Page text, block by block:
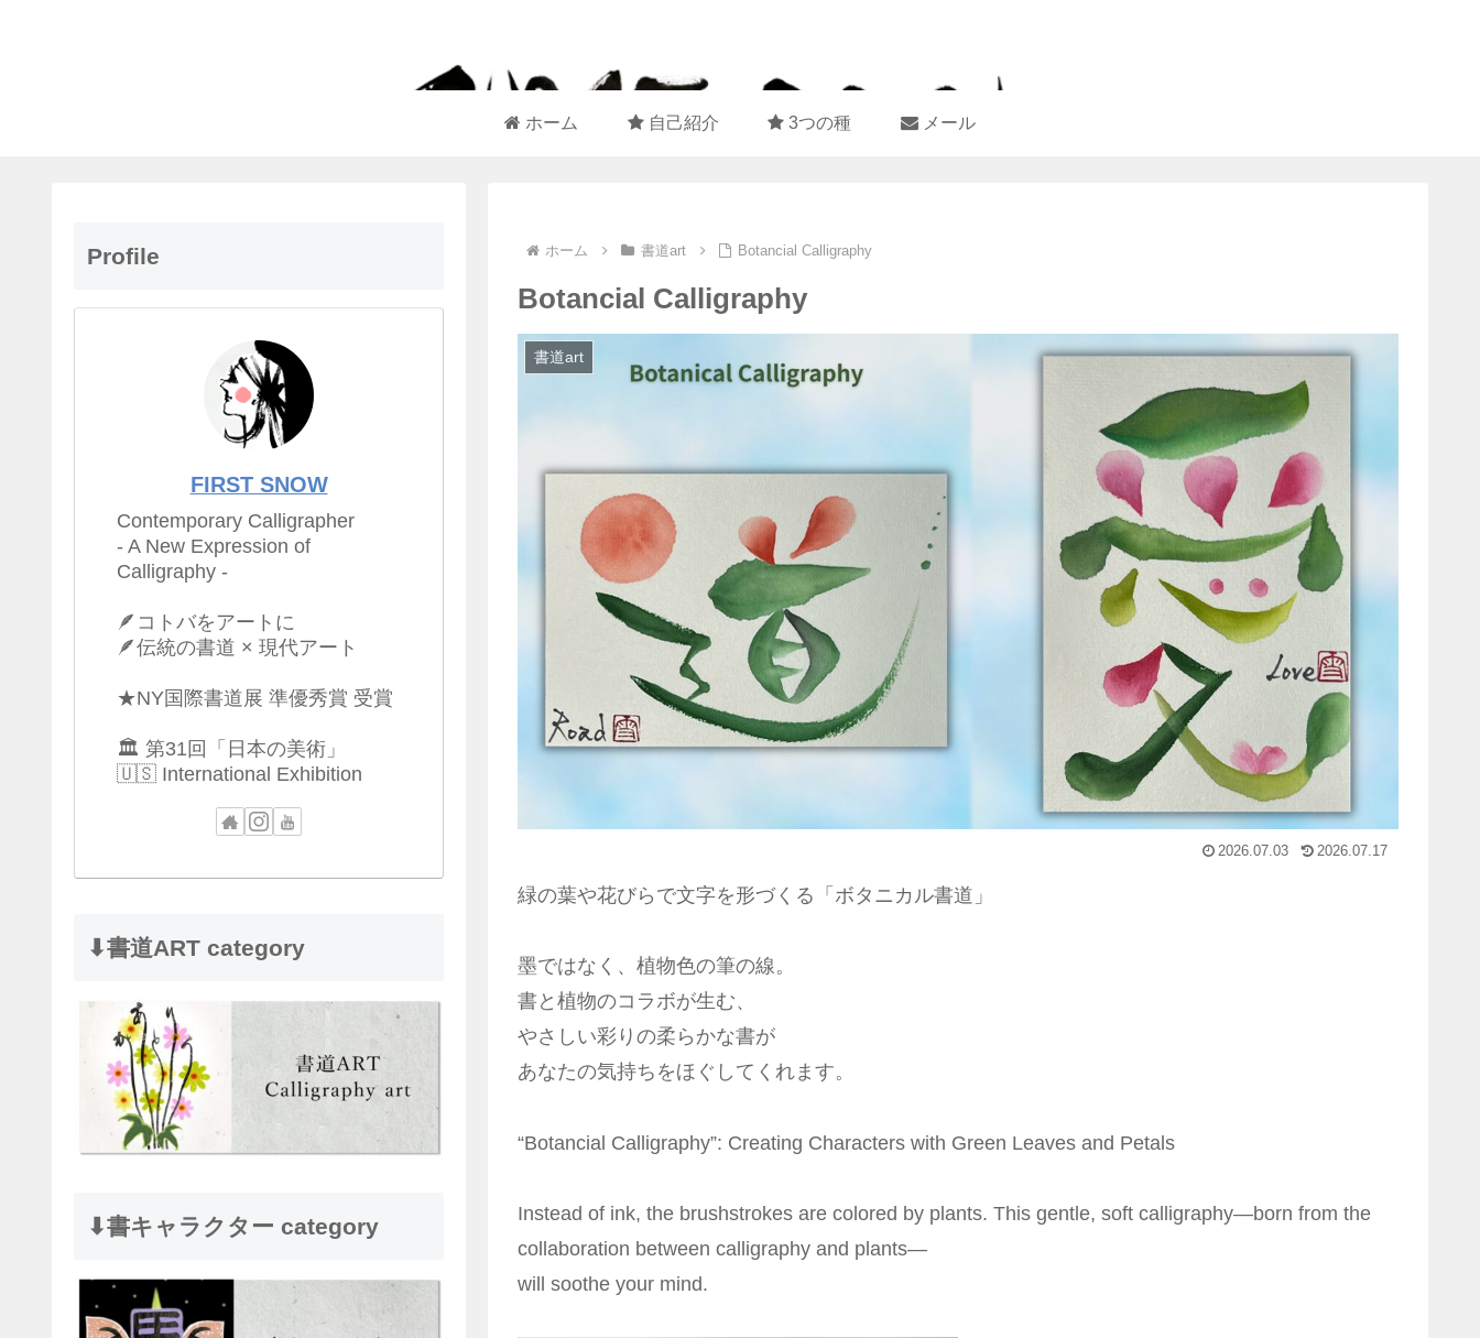
ホーム 自己紹介 3つの種 メール
ホーム 書道art Botancial Calligraphy
Botancial Calligraphy
書道art
2026.07.03 2026.07.17
緑の葉や花びらで文字を形づくる「ボタニカル書道」
墨ではなく、植物色の筆の線。
書と植物のコラボが生む、
やさしい彩りの柔らかな書が
あなたの気持ちをほぐしてくれます。
“Botancial Calligraphy”: Creating Characters with Green Leaves and Petals
Instead of ink, the brushstrokes are colored by plants. This gentle, soft calligraphy—born from the
collaboration between calligraphy and plants—
will soothe your mind.
Profile
FIRST SNOW
Contemporary Calligrapher
- A New Expression of
Calligraphy -
🪶コトバをアートに
🪶伝統の書道 × 現代アート
★NY国際書道展 準優秀賞 受賞
🏛 第31回「日本の美術」
🇺🇸 International Exhibition
⬇︎書道ART category
⬇︎書キャラクター category